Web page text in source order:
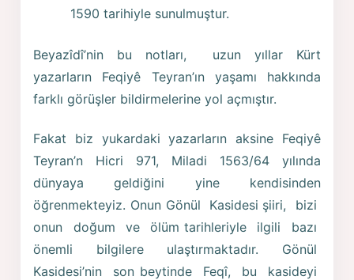
1590 tarihiyle sunulmuştur.
Beyazîdî’nin bu notları, uzun yıllar Kürt
yazarların Feqiyê Teyran’ın yaşamı hakkında
farklı görüşler bildirmelerine yol açmıştır.
Fakat biz yukardaki yazarların aksine Feqiyê
Teyran’n Hicri 971, Miladi 1563/64 yılında
dünyaya geldiğini yine kendisinden
öğrenmekteyiz. Onun Gönül Kasidesi şiiri, bizi
onun doğum ve ölüm tarihleriyle ilgili bazı
önemli bilgilere ulaştırmaktadır. Gönül
Kasidesi’nin son beytinde Feqî, bu kasideyi